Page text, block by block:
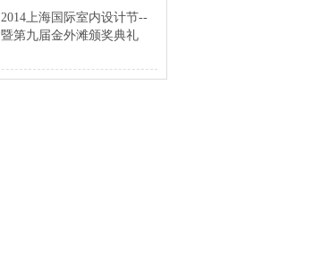
2014上海国际室内设计节--
暨第九届金外滩颁奖典礼